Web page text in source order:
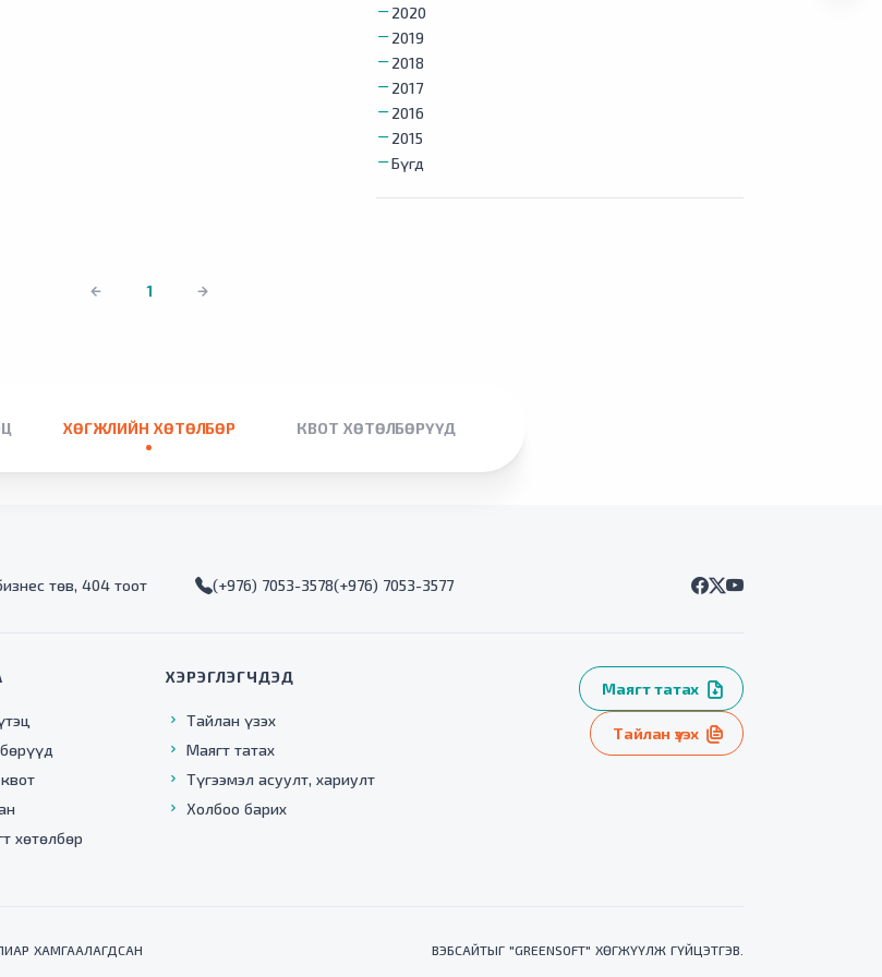
2020
2019
2018
2017
2016
2015
Бүгд
1
ХӨГЖЛИЙН ХӨТӨЛБӨР КВОТ ХӨТӨЛБӨРҮҮД
төв, 404 тоот (+976) 7053-3578(+976) 7053-3577
хөтөлбөр
ХЭРЭГЛЭГЧДЭД
Тайлан үзэх
Маягт татах
Түгээмэл асуулт, хариулт
Холбоо барих
Маягт татах
Тайлан үзэх
ХАМГААЛАГДСАН ВЭБСАЙТЫГ "GREENSOFT" ХӨГЖҮҮЛЖ ГҮЙЦЭТГЭВ.